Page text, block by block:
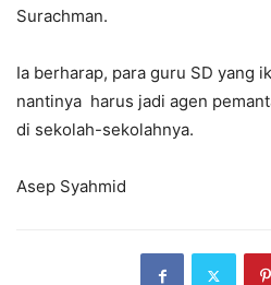
Surachman.
Ia berharap, para guru SD yang
nantinya harus jadi agen
di sekolah-sekolahnya.
Asep Syahmid